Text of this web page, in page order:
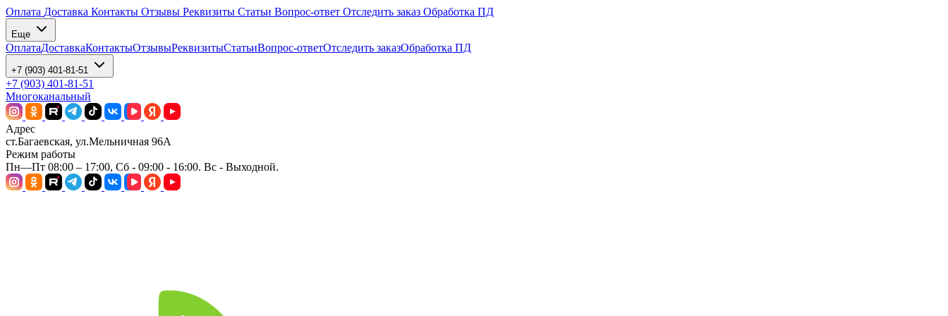
Оплата Доставка Контакты Отзывы Реквизиты Статьи Вопрос-ответ Отследить заказ Обработка ПД
Еще
ОплатаДоставкаКонтактыОтзывыРеквизитыСтатьиВопрос-ответОтследить заказОбработка ПД
+7 (903) 401-81-51
+7 (903) 401-81-51
Многоканальный
Адрес
ст.Багаевская, ул.Мельничная 96А
Режим работы
Пн—Пт 08:00 – 17:00, Сб - 09:00 - 16:00. Вс - Выходной.